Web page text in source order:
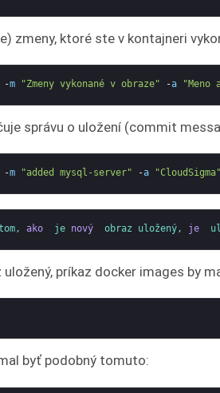
zmeny, ktoré ste v kontajneri
-m "Zmeny vykonané v obraze" -a "Meno
správu o uložení (commit
-m "added mysql-server" -a
ako je nový obraz uložený, je
uložený, príkaz docker images by
byť podobný tomuto: